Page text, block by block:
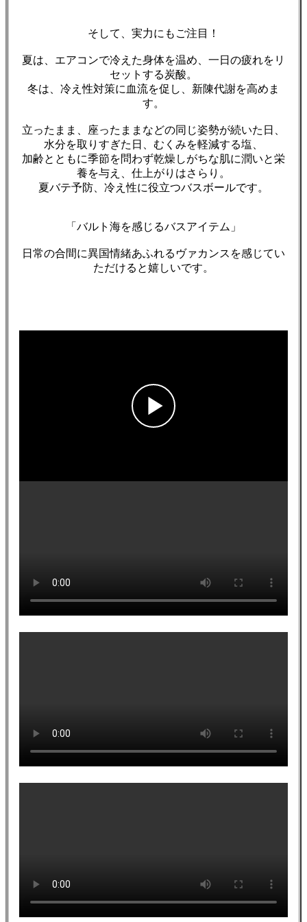
そして、実力にもご注目！
夏は、エアコンで冷えた身体を温め、一日の疲れをリ
セットする炭酸。
冬は、冷え性対策に血流を促し、新陳代謝を高めま
す。
立ったまま、座ったままなどの同じ姿勢が続いた日、
水分を取りすぎた日、むくみを軽減する塩、
加齢とともに季節を問わず乾燥しがちな肌に潤いと栄
養を与え、仕上がりはさらり。
夏バテ予防、冷え性に役立つバスボールです。
「バルト海を感じるバスアイテム」
日常の合間に異国情緒あふれるヴァカンスを感じてい
ただけると嬉しいです。